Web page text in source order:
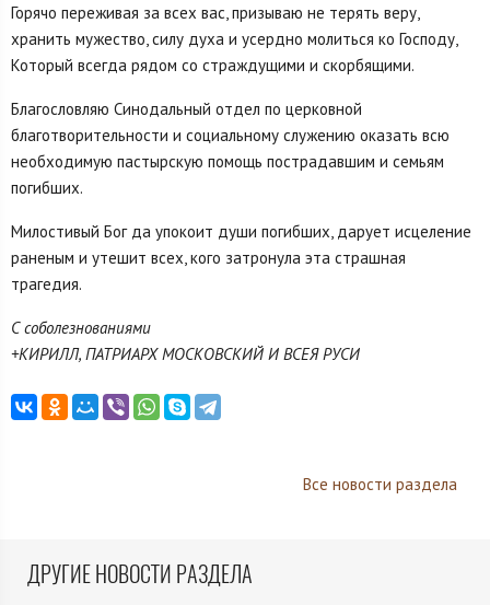
Горячо переживая за всех вас, призываю не терять веру,
хранить мужество, силу духа и усердно молиться ко Господу,
Который всегда рядом со страждущими и скорбящими.
Благословляю Синодальный отдел по церковной
благотворительности и социальному служению оказать всю
необходимую пастырскую помощь пострадавшим и семьям
погибших.
Милостивый Бог да упокоит души погибших, дарует исцеление
раненым и утешит всех, кого затронула эта страшная
трагедия.
С соболезнованиями
+КИРИЛЛ, ПАТРИАРХ МОСКОВСКИЙ И ВСЕЯ РУСИ
Все новости раздела
ДРУГИЕ НОВОСТИ РАЗДЕЛА